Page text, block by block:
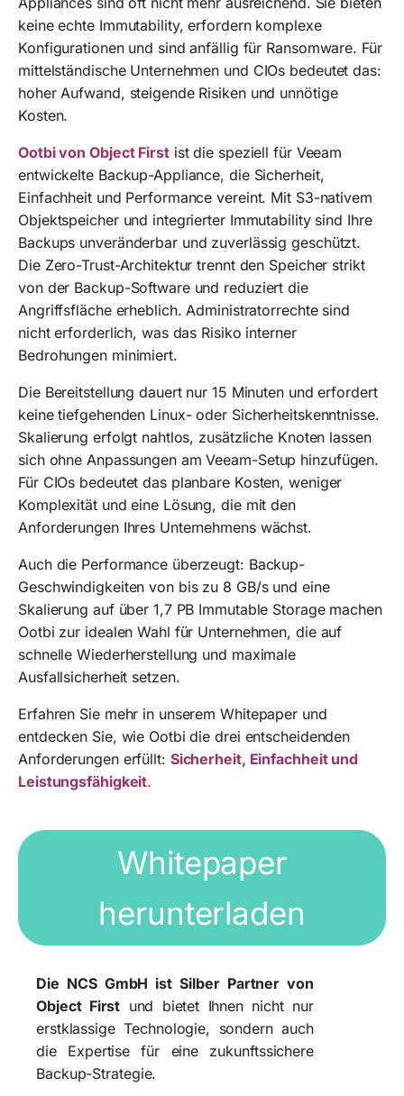
keine echte Immutability, erfordern komplexe
Konfigurationen und sind anfällig für Ransomware. Für
mittelständische Unternehmen und CIOs bedeutet das:
hoher Aufwand, steigende Risiken und unnötige
Kosten.
Ootbi von Object Firstist die speziell für Veeam
entwickelte Backup-Appliance, die Sicherheit,
Einfachheit und Performance vereint. Mit S3-nativem
Objektspeicher und integrierter Immutability sind Ihre
Backups unveränderbar und zuverlässig geschützt.
Die Zero-Trust-Architektur trennt den Speicher strikt
von der Backup-Software und reduziert die
Angriffsfläche erheblich. Administratorrechte sind
nicht erforderlich, was das Risiko interner
Bedrohungen minimiert.
Die Bereitstellung dauert nur 15 Minuten und erfordert
keine tiefgehenden Linux- oder Sicherheitskenntnisse.
Skalierung erfolgt nahtlos, zusätzliche Knoten lassen
sich ohne Anpassungen am Veeam-Setup hinzufügen.
Für CIOs bedeutet das planbare Kosten, weniger
Komplexität und eine Lösung, die mit den
Anforderungen Ihres Unternehmens wächst.
Auch die Performance überzeugt: Backup-
Geschwindigkeiten von bis zu 8 GB/s und eine
Skalierung auf über 1,7 PB Immutable Storage machen
Ootbi zur idealen Wahl für Unternehmen, die auf
schnelle Wiederherstellung und maximale
Ausfallsicherheit setzen.
Erfahren Sie mehr in unserem Whitepaper und
entdecken Sie, wie Ootbi die drei entscheidenden
Anforderungen erfüllt: Sicherheit, Einfachheit und
Leistungsfähigkeit.
Whitepaper
herunterladen
Die NCS GmbH ist Silber Partner von
Object First und bietet Ihnen nicht nur
erstklassige Technologie, sondern auch
die Expertise für eine zukunftssichere
Backup-Strategie.